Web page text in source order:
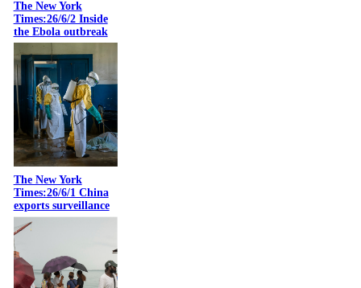
The New York
Times:26/6/2 Inside
the Ebola outbreak
The New York
Times:26/6/1 China
exports surveillance